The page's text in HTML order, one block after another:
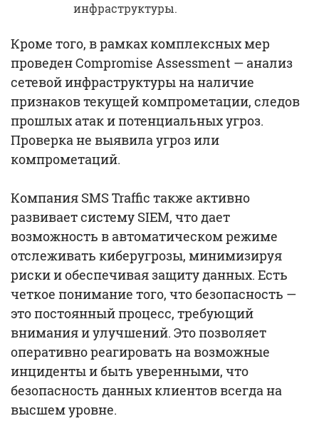
инфраструктуры.
Кроме того, в рамках комплексных мер
проведен Compromise Assessment — анализ
сетевой инфраструктуры на наличие
признаков текущей компрометации, следов
прошлых атак и потенциальных угроз.
Проверка не выявила угроз или
компрометаций.
Компания SMS Traffic также активно
развивает систему SIEM, что дает
возможность в автоматическом режиме
отслеживать киберугрозы, минимизируя
риски и обеспечивая защиту данных. Есть
четкое понимание того, что безопасность —
это постоянный процесс, требующий
внимания и улучшений. Это позволяет
оперативно реагировать на возможные
инциденты и быть уверенными, что
безопасность данных клиентов всегда на
высшем уровне.